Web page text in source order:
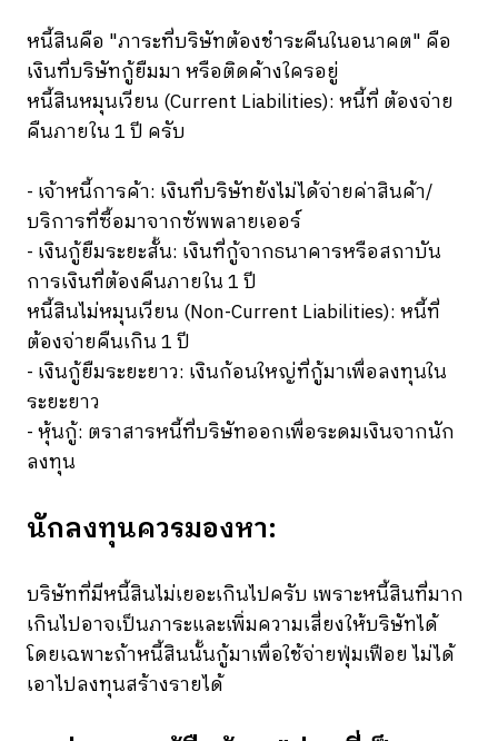
หนี้สินคือ "ภาระที่บริษัทต้องชำระคืนในอนาคต" คือ
เงินที่บริษัทกู้ยืมมา หรือติดค้างใครอยู่
หนี้สินหมุนเวียน (Current Liabilities): หนี้ที่ ต้องจ่าย
คืนภายใน 1 ปี ครับ
- เจ้าหนี้การค้า: เงินที่บริษัทยังไม่ได้จ่ายค่าสินค้า/
บริการที่ซื้อมาจากซัพพลายเออร์
- เงินกู้ยืมระยะสั้น: เงินที่กู้จากธนาคารหรือสถาบัน
การเงินที่ต้องคืนภายใน 1 ปี
หนี้สินไม่หมุนเวียน (Non-Current Liabilities): หนี้ที่
ต้องจ่ายคืนเกิน 1 ปี
- เงินกู้ยืมระยะยาว: เงินก้อนใหญ่ที่กู้มาเพื่อลงทุนใน
ระยะยาว
- หุ้นกู้: ตราสารหนี้ที่บริษัทออกเพื่อระดมเงินจากนัก
ลงทุน
นักลงทุนควรมองหา:
บริษัทที่มีหนี้สินไม่เยอะเกินไปครับ เพราะหนี้สินที่มาก
เกินไปอาจเป็นภาระและเพิ่มความเสี่ยงให้บริษัทได้
โดยเฉพาะถ้าหนี้สินนั้นกู้มาเพื่อใช้จ่ายฟุ่มเฟือย ไม่ได้
เอาไปลงทุนสร้างรายได้